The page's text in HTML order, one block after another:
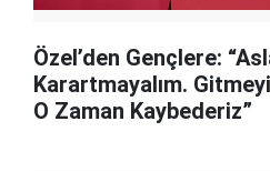
Özel’den Gençlere:
Karartmayalım.
O Zaman Kaybederiz”